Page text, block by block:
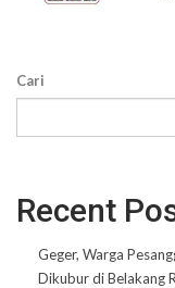
Cari
Recent
Geger, Warga
Dikubur di Belakang